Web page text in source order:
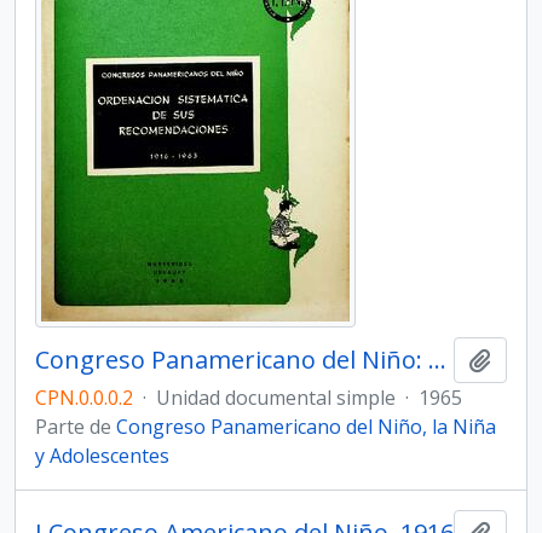
Congreso Panamericano del Niño: Orientación sistemática de sus recomendaciones. 1916 - 1963
CPN.0.0.0.2 · Unidad documental simple · 1965
Parte de Congreso Panamericano del Niño, la Niña
y Adolescentes